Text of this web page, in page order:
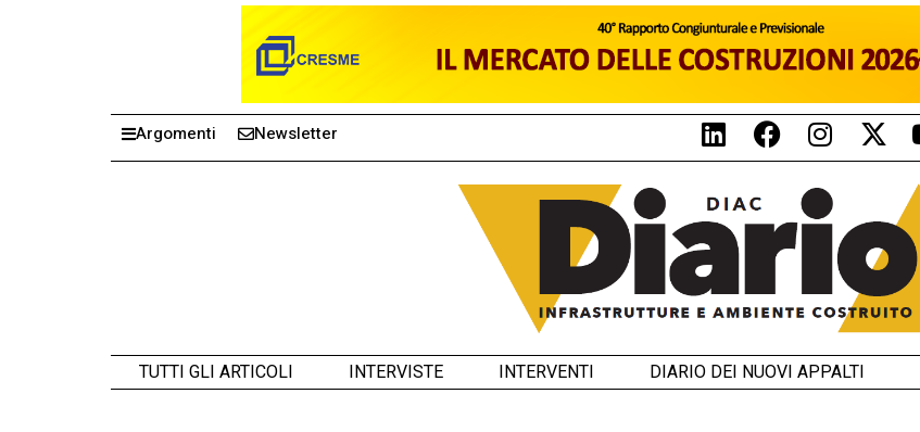
Argomenti Newsletter
TUTTI GLI ARTICOLI INTERVISTE INTERVENTI DIARIO DEI NUOVI APPALTI